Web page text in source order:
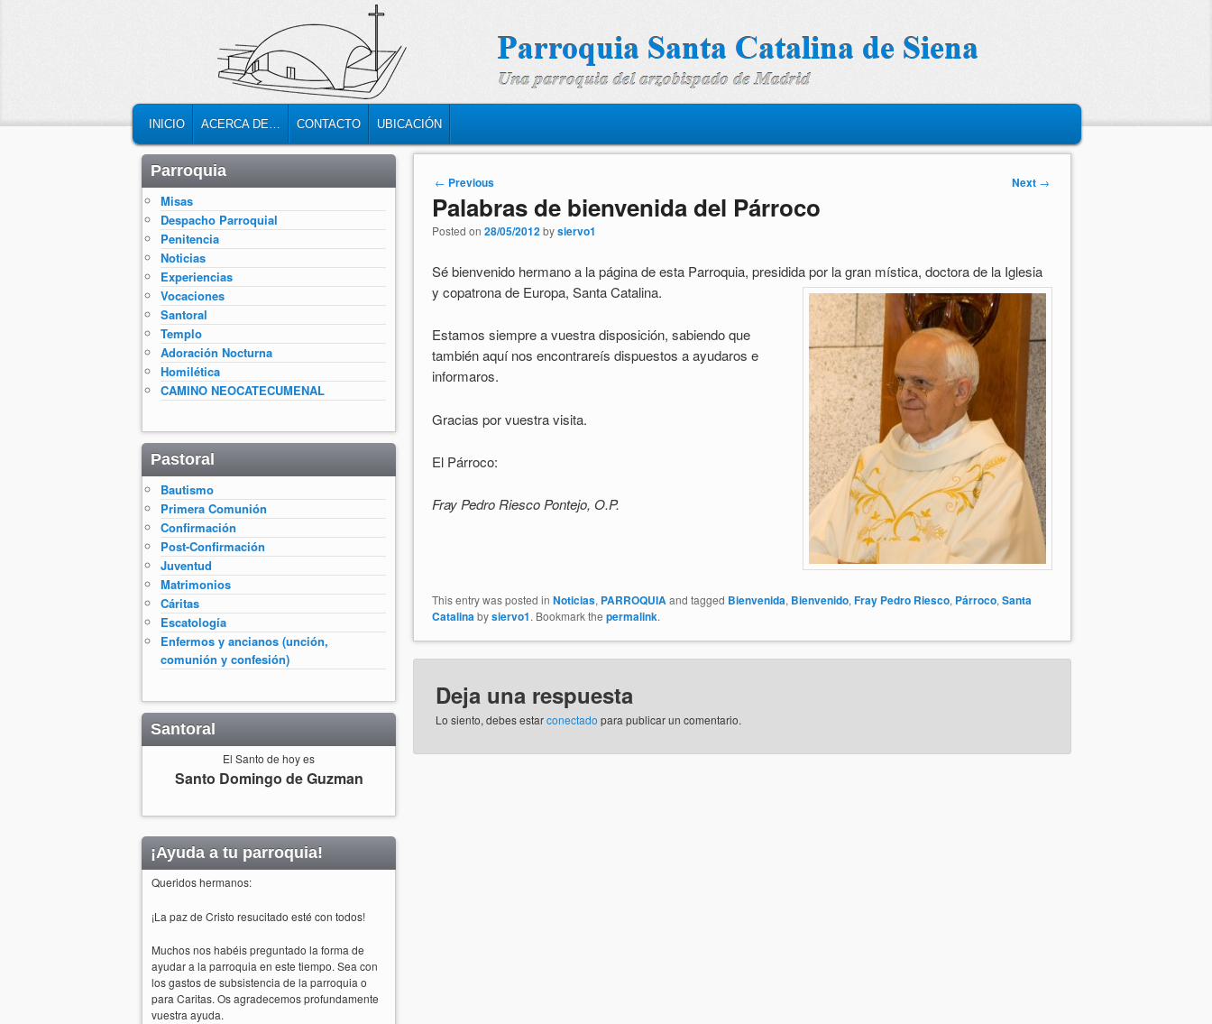
SKIP TO PRIMARY CONTENT
SKIP TO SECONDARY CONTENT
INICIO ACERCA DE… CONTACTO UBICACIÓN
Post navigation
← Previous Next →
Palabras de bienvenida del Párroco
Posted on 28/05/2012bysiervo1
Sé bienvenido hermano a la página de esta Parroquia, presidida por la gran mística, doctora de la Iglesia
y copatrona de Europa, SantaCatalina.
Estamos siempre a vuestra disposición, sabiendo que
también aquí nos encontrareís dispuestos a ayudaros e
informaros.
Gracias por vuestra visita.
El Párroco:
Fray Pedro Riesco Pontejo, O.P.
This entry was posted in Noticias, PARROQUIAand tagged Bienvenida, Bienvenido, Fray Pedro Riesco, Párroco, Santa
Catalinabysiervo1. Bookmark the permalink.
Deja una respuesta
Lo siento, debes estarconectado para publicar un comentario.
Parroquia
Misas
Despacho Parroquial
Penitencia
Noticias
Experiencias
Vocaciones
Santoral
Templo
Adoración Nocturna
Homilética
CAMINO NEOCATECUMENAL
Pastoral
Bautismo
Primera Comunión
Confirmación
Post-Confirmación
Juventud
Matrimonios
Cáritas
Escatología
Enfermos y ancianos (unción,
comunión y confesión)
Santoral
El Santo de hoy es
Santo Domingo de Guzman
¡Ayuda a tu parroquia!
Queridos hermanos:
¡La paz de Cristo resucitado esté con todos!
Muchos nos habéis preguntado la forma de
ayudar a la parroquia en este tiempo. Sea con
los gastos de subsistencia de la parroquia o
para Caritas. Os agradecemos profundamente
vuestra ayuda.